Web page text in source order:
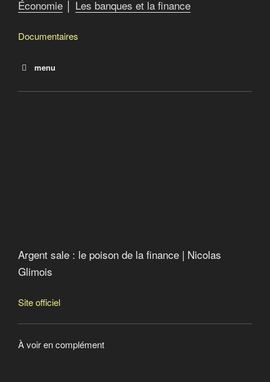
Économie │ Les banques et la finance
Documentaires
menu
Argent sale : le poison de la finance | Nicolas
Glimois
Site officiel
À voir en complément